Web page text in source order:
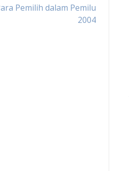
Pemilih dalam Pemilu
2004